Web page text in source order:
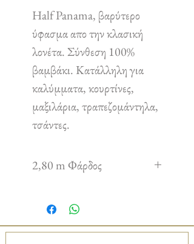
Half Panama, βαρύτερο
ύφασμα απο την κλασική
λονέτα. Σύνθεση 100%
βαμβάκι. Κατάλληλη για
καλύμματα, κουρτίνες,
μαξιλάρια, τραπεζομάντηλα,
τσάντες.
2,80 m Φάρδος